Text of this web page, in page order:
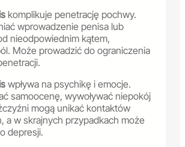
komplikuje penetrację pochwy.
wprowadzenie penisa lub
nieodpowiednim kątem,
Może prowadzić do ograniczenia
wpływa na psychikę i emocje.
samoocenę, wywoływać niepokój
mogą unikać kontaktów
a w skrajnych przypadkach może
depresji.